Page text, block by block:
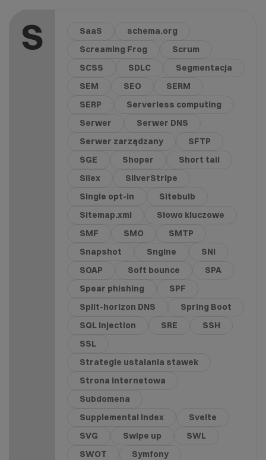
S SaaS
schema.org
Screaming Frog
Scrum
SCSS
SDLC
Segmentacja
SEM
SEO
SERM
SERP
Serverless computing
Serwer
Serwer DNS
Serwer zarządzany
SFTP
SGE
Shoper
Short tail
Silex
SilverStripe
Single opt-in
Sitebulb
Sitemap.xml
Słowo kluczowe
SMF
SMO
SMTP
Snapshot
Sngine
SNI
SOAP
Soft bounce
SPA
Spear phishing
SPF
Split-horizon DNS
Spring Boot
SQL Injection
SRE
SSH
SSL
Strategie ustalania stawek
Strona internetowa
Subdomena
Supplemental index
Svelte
SVG
Swipe up
SWL
SWOT
Symfony